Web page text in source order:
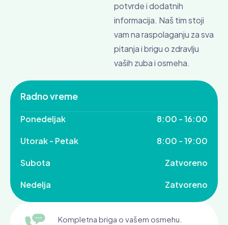
potvrde i dodatnih
informacija. Naš tim stoji
vam na raspolaganju za sva
pitanja i brigu o zdravlju
vaših zuba i osmeha.
Radno vreme
Ponedeljak 8:00 - 16:00
Utorak - Petak 8:00 - 19:00
Subota Zatvoreno
Nedelja Zatvoreno
Kompletna briga o vašem osmehu.